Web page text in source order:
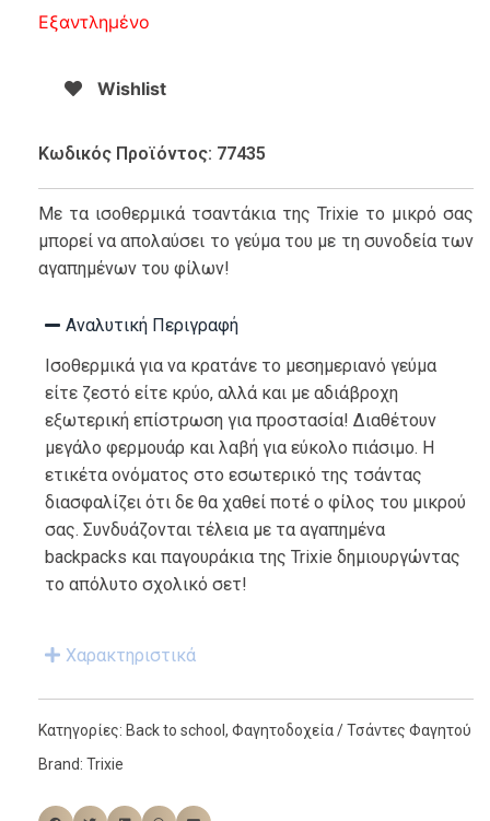
Εξαντλημένο
Wishlist
Κωδικός Προϊόντος: 77435
Με τα ισοθερμικά τσαντάκια της Trixie το μικρό σας
μπορεί να απολαύσει το γεύμα του με τη συνοδεία των
αγαπημένων του φίλων!
Αναλυτική Περιγραφή
Ισοθερμικά για να κρατάνε το μεσημεριανό γεύμα
είτε ζεστό είτε κρύο, αλλά και με αδιάβροχη
εξωτερική επίστρωση για προστασία! Διαθέτουν
μεγάλο φερμουάρ και λαβή για εύκολο πιάσιμο. Η
ετικέτα ονόματος στο εσωτερικό της τσάντας
διασφαλίζει ότι δε θα χαθεί ποτέ ο φίλος του μικρού
σας. Συνδυάζονται τέλεια με τα αγαπημένα
backpacks και παγουράκια της Trixie δημιουργώντας
το απόλυτο σχολικό σετ!
Χαρακτηριστικά
Κατηγορίες: Back to school , Φαγητοδοχεία / Τσάντες Φαγητού
Brand: Trixie